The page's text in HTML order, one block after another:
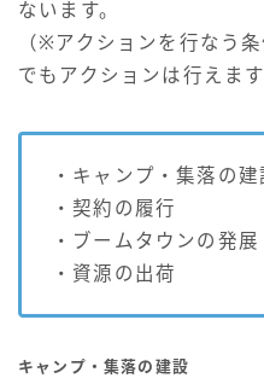
ないます。
（※アクションを行なう
でもアクションは行えます
・キャンプ・集落の建
・契約の履行
・ブームタウンの発展
・資源の出荷
キャンプ・集落の建設